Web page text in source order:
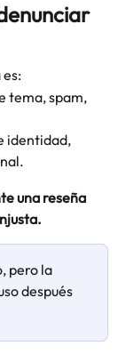
es:
tema, spam,
identidad,
una reseña
pero la
después